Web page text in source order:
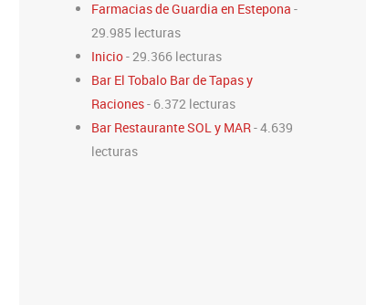
Farmacias de Guardia en Estepona -
29.985 lecturas
Inicio- 29.366 lecturas
Bar El Tobalo Bar de Tapas y
Raciones- 6.372 lecturas
Bar Restaurante SOL y MAR- 4.639
lecturas